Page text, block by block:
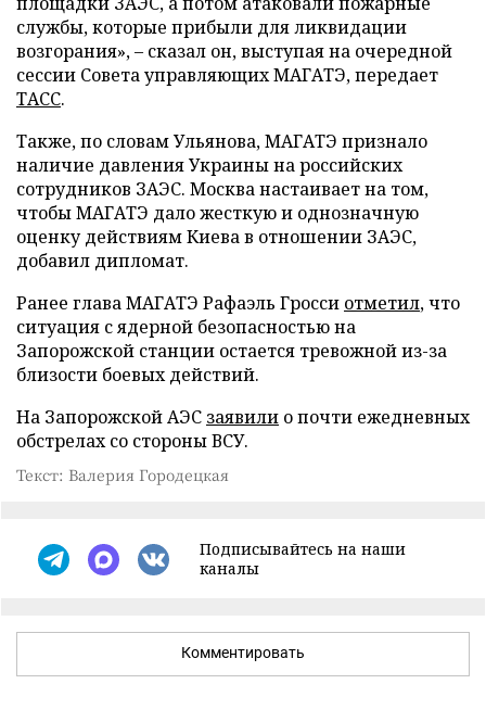
службы, которые прибыли для ликвидации
возгорания», – сказал он, выступая на очередной
сессии Совета управляющих МАГАТЭ, передает
ТАСС.
Также, по словам Ульянова, МАГАТЭ признало
наличие давления Украины на российских
сотрудников ЗАЭС. Москва настаивает на том,
чтобы МАГАТЭ дало жесткую и однозначную
оценку действиям Киева в отношении ЗАЭС,
добавил дипломат.
Ранее глава МАГАТЭ Рафаэль Гросси отметил, что
ситуация с ядерной безопасностью на
Запорожской станции остается тревожной из-за
близости боевых действий.
На Запорожской АЭС заявили о почти ежедневных
обстрелах со стороны ВСУ.
Текст: Валерия Городецкая
Подписывайтесь на наши
каналы
Комментировать